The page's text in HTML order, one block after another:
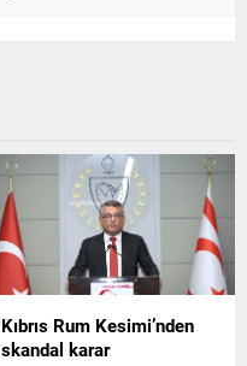
Kıbrıs Rum Kesimi’nden
skandal karar